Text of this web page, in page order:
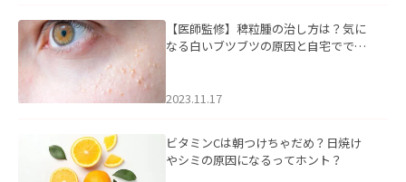
【医師監修】稗粒腫の治し方は？気に
なる白いブツブツの原因と自宅ででき
2023.11.17
ビタミンCは朝つけちゃだめ？日焼け
やシミの原因になるってホント？